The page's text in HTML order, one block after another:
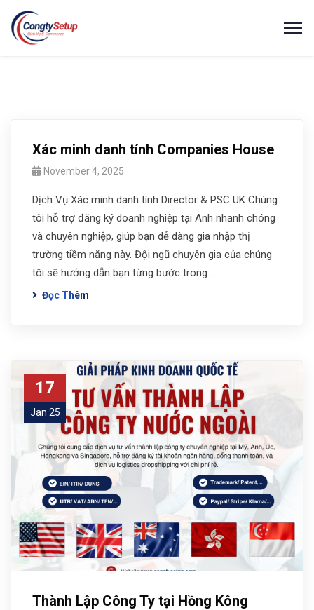
Xác minh danh tính Companies House
November 4, 2025
Dịch Vụ Xác minh danh tính Director & PSC UK Chúng
tôi hỗ trợ đăng ký doanh nghiệp tại Anh nhanh chóng
và chuyên nghiệp, giúp bạn dễ dàng gia nhập thị
trường tiềm năng này. Đội ngũ chuyên gia của chúng
tôi sẽ hướng dẫn bạn từng bước trong…
Đọc Thêm
17
Jan 25
Thành Lập Công Ty tại Hồng Kông